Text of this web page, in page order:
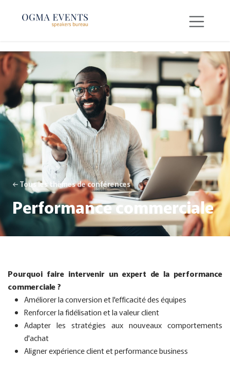
← Tous les thèmes de conférences
Performance commerciale
Pourquoi faire intervenir un expert de la performance
commerciale ?
Améliorer la conversion et l'efficacité des équipes
Renforcer la fidélisation et la valeur client
Adapter les stratégies aux nouveaux comportements
d'achat
Aligner expérience client et performance business